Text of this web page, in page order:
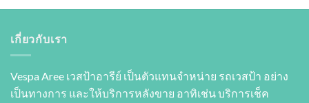
เกี่ยวกับเรา
Vespa Aree เวสป้าอารีย์ เป็นตัวแทนจำหน่าย รถเวสป้า อย่าง
เป็นทางการ และให้บริการหลังขาย อาทิเช่น บริการเช็ค